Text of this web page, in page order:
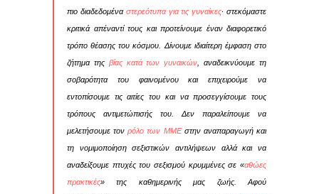
πιο διαδεδομένα στερεότυπα για τις γυναίκες· στεκόμαστε
κριτικά απέναντί τους και προτείνουμε έναν διαφορετικό
τρόπο θέασης του κόσμου. Δίνουμε ιδιαίτερη έμφαση στο
ζήτημα της βίας κατά των γυναικών , αναδεικνύουμε τη
σοβαρότητα του φαινομένου και επιχειρούμε να
εντοπίσουμε τις αιτίες του και να προσεγγίσουμε τους
τρόπους αντιμετώπισής του. Δεν παραλείπουμε να
μελετήσουμε τονρόλο των ΜΜΕστην αναπαραγωγή και
τη νομιμοποίηση σεξιστικών αντιλήψεων αλλά και να
αναδείξουμε πτυχές του σεξισμού κρυμμένες σε «αθώες
πρακτικές» της καθημερινής μας ζωής. Αφού